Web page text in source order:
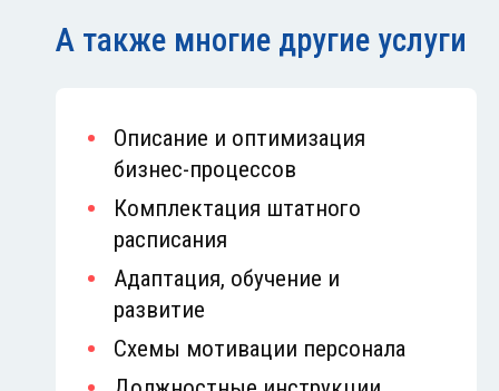
А также многие другие услуги
Описание и оптимизация
бизнес-процессов
Комплектация штатного
расписания
Адаптация, обучение и
развитие
Схемы мотивации персонала